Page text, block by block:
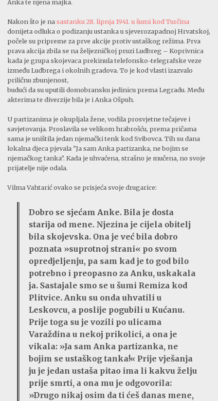
Anka te njena majka.
Nakon što je nasastanku 28. lipnja 1941. u šumi kod Turčina
donijeta odluka o podizanju ustanka u sjeverozapadnoj Hrvatskoj,
počele su pripreme za prve akcije protiv ustaškog režima. Prva
prava akcija zbila se na željezničkoj pruzi Ludbreg – Koprivnica
kada je grupa skojevaca prekinula telefonsko-telegrafske veze
između Ludbrega i okolnih gradova. To je kod vlasti izazvalo
priličnu zbunjenost,
budući da su uputili domobransku jedinicu prema Legradu. Među
akterima te diverzije bila je i Anka Ošpuh.
U partizanima je okupljala žene, vodila prosvjetne tečajeve i
savjetovanja. Proslavila se velikom hrabrošću, prema pričama
sama je uništila jedan njemački tenk kod Svibovca. Tih su dana
lokalna djeca pjevala "Ja sam Anka partizanka, ne bojim se
njemačkog tanka". Kada je uhvaćena, strašno je mučena, no svoje
prijatelje nije odala.
Vilma Vahtarić ovako se prisjeća svoje drugarice:
Dobro se sjećam Anke. Bila je dosta
starija od mene. Njezina je cijela obitelj
bila skojevska. Ona je već bila dobro
poznata »suprotnoj strani« po svom
opredjeljenju, pa sam kad je to god bilo
potrebno i preopasno za Anku, uskakala
ja. Sastajale smo se u šumi Remiza kod
Plitvice. Anku su onda uhvatili u
Leskovcu, a poslije pogubili u Kućanu.
Prije toga su je vozili po ulicama
Varaždina u nekoj prikolici, a ona je
vikala: »Ja sam Anka partizanka, ne
bojim se ustaškog tanka!« Prije vješanja
ju je jedan ustaša pitao ima li kakvu želju
prije smrti, a ona mu je odgovorila:
»Drugo nikaj osim da ti ćeš danas mene,